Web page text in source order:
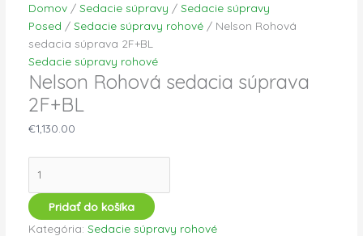
Domov/ Sedacie súpravy / Sedacie súpravy
Posed / Sedacie súpravy rohové/ Nelson Rohová
sedacia súprava 2F+BL
Sedacie súpravy rohové
Nelson Rohová sedacia súprava
2F+BL
€1,130.00
Pridať do košíka
Kategória: Sedacie súpravy rohové